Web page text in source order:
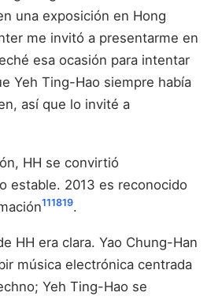
una exposición en Hong
me invitó a presentarme en
esa ocasión para intentar
Yeh Ting-Hao siempre había
así que lo invité a
HH se convirtió
estable. 2013 es reconocido
111819.
HH era clara. Yao Chung-Han
música electrónica centrada
Yeh Ting-Hao se